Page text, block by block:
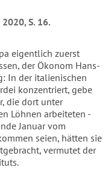
S. 16.
eigentlich zuerst
der Ökonom Hans-
In der italienischen
konzentriert, gebe
die dort unter
Löhnen arbeiteten -
Januar vom
seien, hätten sie
vermutet der